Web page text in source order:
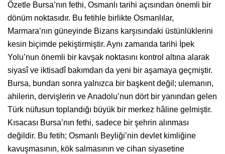
Özetle Bursa’nın fethi, Osmanlı tarihi açısından önemli bir
dönüm noktasıdır. Bu fetihle birlikte Osmanlılar,
Marmara’nın güneyinde Bizans karşısındaki üstünlüklerini
kesin biçimde pekiştirmiştir. Aynı zamanda tarihi İpek
Yolu’nun önemli bir kavşak noktasını kontrol altına alarak
siyasî ve iktisadî bakımdan da yeni bir aşamaya geçmiştir.
Bursa, bundan sonra yalnızca bir başkent değil; ulemanın,
ahilerin, dervişlerin ve Anadolu’nun dört bir yanından gelen
Türk nüfusun toplandığı büyük bir merkez hâline gelmiştir.
Kısacası Bursa’nın fethi, sadece bir şehrin alınması
değildir. Bu fetih; Osmanlı Beyliği’nin devlet kimliğine
kavuşmasının, kök salmasının ve cihan siyasetine